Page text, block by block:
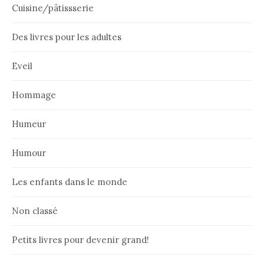
Cuisine/pâtissserie
Des livres pour les adultes
Eveil
Hommage
Humeur
Humour
Les enfants dans le monde
Non classé
Petits livres pour devenir grand!